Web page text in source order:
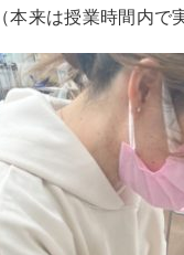
（本来は授業時間内